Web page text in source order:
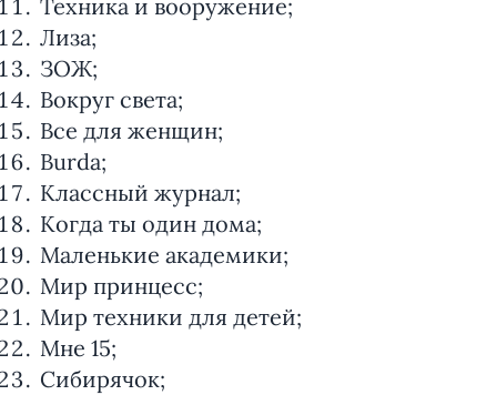
Техника и вооружение;
Лиза;
ЗОЖ;
Вокруг света;
Все для женщин;
Burda;
Классный журнал;
Когда ты один дома;
Маленькие академики;
Мир принцесс;
Мир техники для детей;
Мне 15;
Сибирячок;